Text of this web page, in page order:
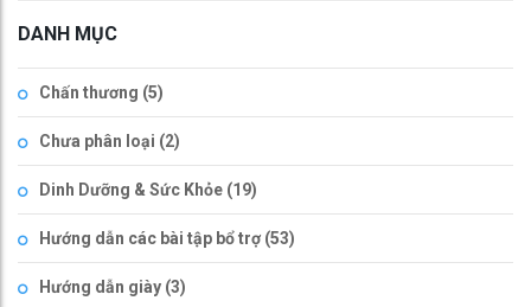
DANH MỤC
Chấn thương (5)
Chưa phân loại (2)
Dinh Dưỡng & Sức Khỏe (19)
Hướng dẫn các bài tập bổ trợ (53)
Hướng dẫn giày (3)